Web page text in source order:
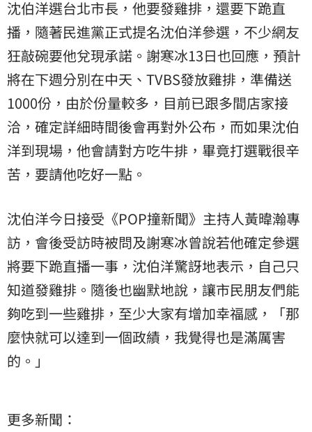
沈伯洋選台北市長，他要發雞排，還要下跪直
播，隨著民進黨正式提名沈伯洋參選，不少網友
狂敲碗要他兌現承諾。謝寒冰13日也回應，預計
將在下週分別在中天、TVBS發放雞排，準備送
1000份，由於份量較多，目前已跟多間店家接
洽，確定詳細時間後會再對外公布，而如果沈伯
洋到現場，他會請對方吃牛排，畢竟打選戰很辛
苦，要請他吃好一點。
沈伯洋今日接受《POP撞新聞》主持人黃暐瀚專
訪，會後受訪時被問及謝寒冰曾說若他確定參選
將要下跪直播一事，沈伯洋驚訝地表示，自己只
知道發雞排。隨後也幽默地說，讓市民朋友們能
夠吃到一些雞排，至少大家有增加幸福感，「那
麼快就可以達到一個政績，我覺得也是滿厲害
的。」
更多新聞：